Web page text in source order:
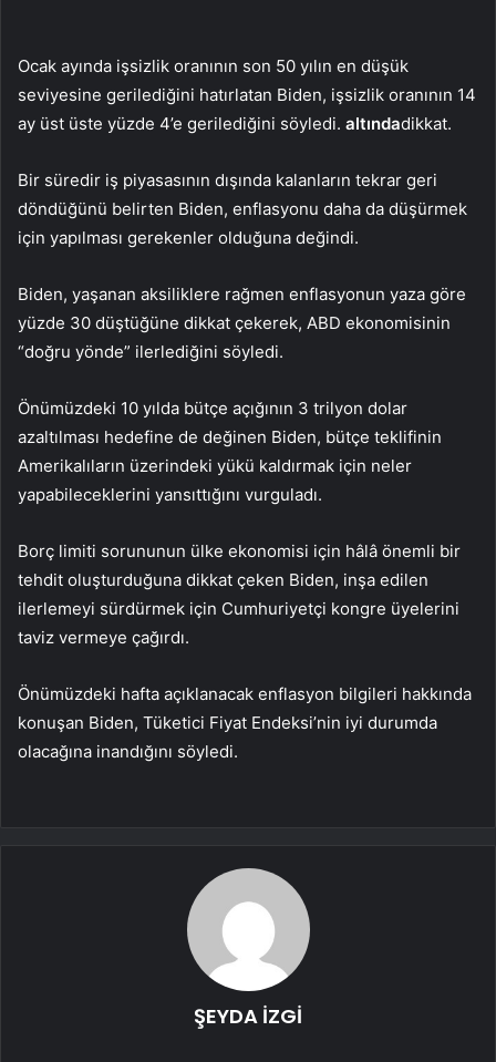
Ocak ayında işsizlik oranının son 50 yılın en düşük
seviyesine gerilediğini hatırlatan Biden, işsizlik oranının 14
ay üst üste yüzde 4’e gerilediğini söyledi. altındadikkat.
Bir süredir iş piyasasının dışında kalanların tekrar geri
döndüğünü belirten Biden, enflasyonu daha da düşürmek
için yapılması gerekenler olduğuna değindi.
Biden, yaşanan aksiliklere rağmen enflasyonun yaza göre
yüzde 30 düştüğüne dikkat çekerek, ABD ekonomisinin
“doğru yönde” ilerlediğini söyledi.
Önümüzdeki 10 yılda bütçe açığının 3 trilyon dolar
azaltılması hedefine de değinen Biden, bütçe teklifinin
Amerikalıların üzerindeki yükü kaldırmak için neler
yapabileceklerini yansıttığını vurguladı.
Borç limiti sorununun ülke ekonomisi için hâlâ önemli bir
tehdit oluşturduğuna dikkat çeken Biden, inşa edilen
ilerlemeyi sürdürmek için Cumhuriyetçi kongre üyelerini
taviz vermeye çağırdı.
Önümüzdeki hafta açıklanacak enflasyon bilgileri hakkında
konuşan Biden, Tüketici Fiyat Endeksi’nin iyi durumda
olacağına inandığını söyledi.
ŞEYDA İZGİ